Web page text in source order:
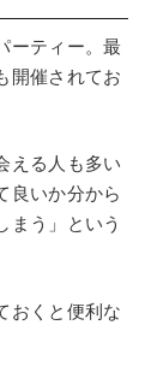
ーティー。最
開催されてお
える人も多い
良いか分から
まう」という
おくと便利な